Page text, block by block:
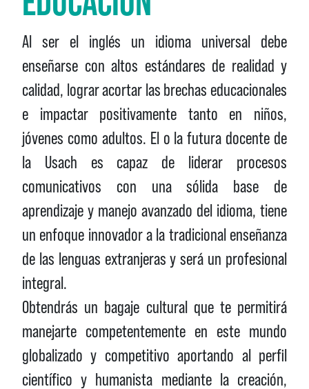
Al ser el inglés un idioma universal debe
enseñarse con altos estándares de realidad y
calidad, lograr acortar las brechas educacionales
e impactar positivamente tanto en niños,
jóvenes como adultos. El o la futura docente de
la Usach es capaz de liderar procesos
comunicativos con una sólida base de
aprendizaje y manejo avanzado del idioma, tiene
un enfoque innovador a la tradicional enseñanza
de las lenguas extranjeras y será un profesional
integral.
Obtendrás un bagaje cultural que te permitirá
manejarte competentemente en este mundo
globalizado y competitivo aportando al perfil
científico y humanista mediante la creación,